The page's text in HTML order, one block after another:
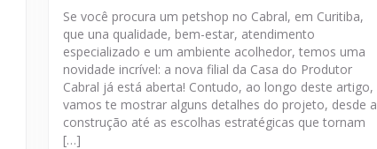
Se você procura um petshop no Cabral, em Curitiba,
que una qualidade, bem-estar, atendimento
especializado e um ambiente acolhedor, temos uma
novidade incrível: a nova filial da Casa do Produtor
Cabral já está aberta! Contudo, ao longo deste artigo,
vamos te mostrar alguns detalhes do projeto, desde a
construção até as escolhas estratégicas que tornam
[…]